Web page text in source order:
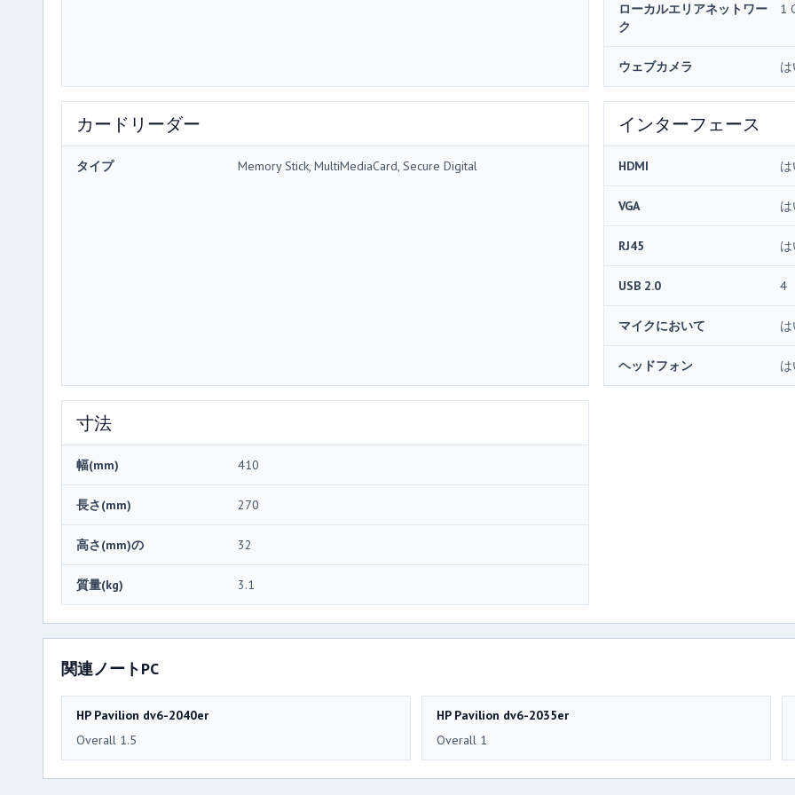
ローカルエリアネットワー
ク
1
ウェブカメラ は
カードリーダー
タイプ Memory Stick, MultiMediaCard, Secure Digital
インターフェース
HDMI は
VGA は
RJ45 は
USB 2.0 4
マイクにおいて は
ヘッドフォン は
寸法
幅(mm) 410
長さ(mm) 270
高さ(mm)の 32
質量(kg) 3.1
関連ノートPC
HP Pavilion dv6-2040er
Overall 1.5
HP Pavilion dv6-2035er
Overall 1